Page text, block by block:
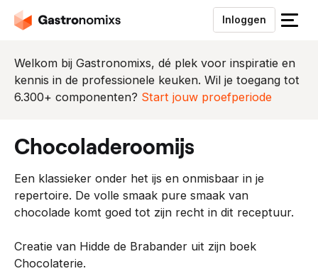
Inloggen
S
u
i
u
Welkom bij Gastronomixs, dé plek voor inspiratie en
kennis in de professionele keuken. Wil je toegang tot
6.300+ componenten? Start jouw proefperiode
chocoladeroomijs
Een klassieker onder het ijs en onmisbaar in je
repertoire. De volle smaak pure smaak van
chocolade komt goed tot zijn recht in dit receptuur.
Creatie van Hidde de Brabander uit zijn boek
Chocolaterie.